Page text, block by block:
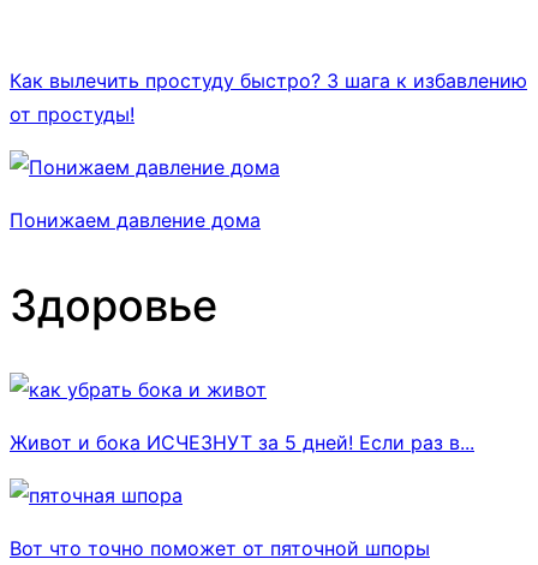
Как вылечить простуду быстро? 3 шага к избавлению
от простуды!
Понижаем давление дома
Здоровье
Живот и бока ИСЧЕЗНУТ за 5 дней! Если раз в...
Вот что точно поможет от пяточной шпоры